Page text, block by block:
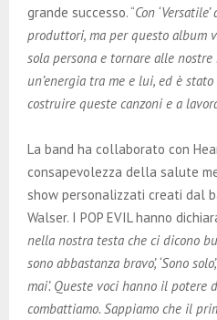
grande successo. “Con
produttori, ma per questo album
sola persona e tornare alle
un’energia tra me e lui, ed è
costruire queste canzoni e a
La band ha collaborato con
consapevolezza della salute
show personalizzati creati dal
Walser. I POP EVIL hanno
nella nostra testa che ci dicono
sono abbastanza bravo’, ‘Sono
mai’. Queste voci hanno il potere
combattiamo. Sappiamo che il